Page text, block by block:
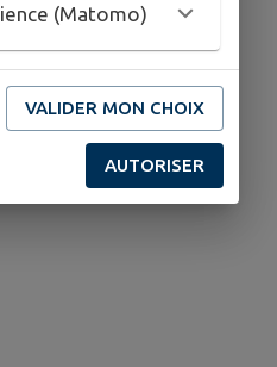
pompiers. Retrouvez
dans le
(Matomo)
VALIDER MON CHOIX
AUTORISER